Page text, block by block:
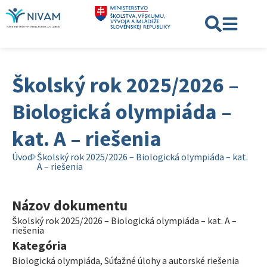
Školský rok 2025/2026 –
Biologická olympiáda –
kat. A – riešenia
Úvod Školský rok 2025/2026 – Biologická olympiáda – kat.
A – riešenia
Názov dokumentu
Školský rok 2025/2026 – Biologická olympiáda – kat. A –
riešenia
Kategória
Biologická olympiáda, Súťažné úlohy a autorské riešenia